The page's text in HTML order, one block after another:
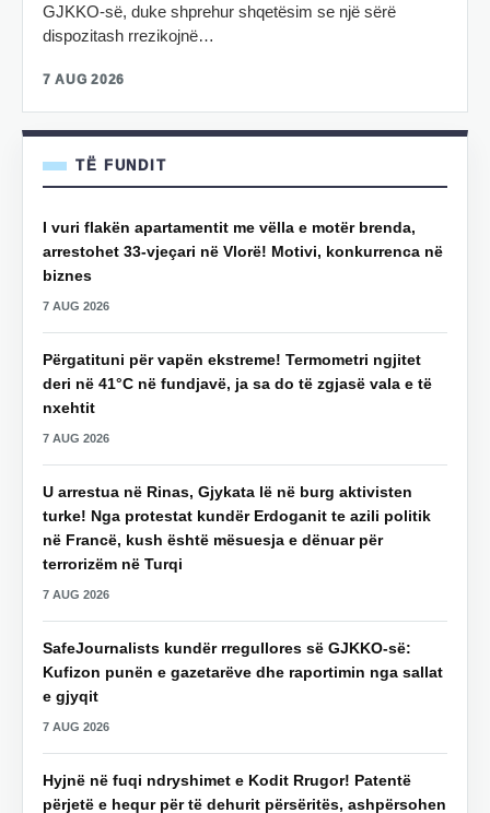
GJKKO-së, duke shprehur shqetësim se një sërë
dispozitash rrezikojnë…
7 AUG 2026
TË FUNDIT
I vuri flakën apartamentit me vëlla e motër brenda,
arrestohet 33-vjeçari në Vlorë! Motivi, konkurrenca në
biznes
7 AUG 2026
Përgatituni për vapën ekstreme! Termometri ngjitet
deri në 41°C në fundjavë, ja sa do të zgjasë vala e të
nxehtit
7 AUG 2026
U arrestua në Rinas, Gjykata lë në burg aktivisten
turke! Nga protestat kundër Erdoganit te azili politik
në Francë, kush është mësuesja e dënuar për
terrorizëm në Turqi
7 AUG 2026
SafeJournalists kundër rregullores së GJKKO-së:
Kufizon punën e gazetarëve dhe raportimin nga sallat
e gjyqit
7 AUG 2026
Hyjnë në fuqi ndryshimet e Kodit Rrugor! Patentë
përjetë e hequr për të dehurit përsëritës, ashpërsohen